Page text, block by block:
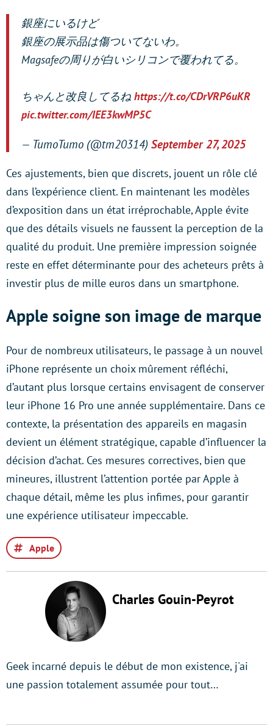
銀座にいるけど
銀座の展示品は傷ついてないわ。
Magsafeの周りが白いシリコンで覆われてる。
ちゃんと改良してるね https://t.co/CDrVRP6uKR
pic.twitter.com/IEE3kwMP5C
— TumoTumo (@tm20314) September 27, 2025
Ces ajustements, bien que discrets, jouent un rôle clé
dans l’expérience client. En maintenant les modèles
d’exposition dans un état irréprochable, Apple évite
que des détails visuels ne faussent la perception de la
qualité du produit. Une première impression soignée
reste en effet déterminante pour des acheteurs prêts à
investir plus de mille euros dans un smartphone.
Apple soigne son image de marque
Pour de nombreux utilisateurs, le passage à un nouvel
iPhone représente un choix mûrement réfléchi,
d’autant plus lorsque certains envisagent de conserver
leur iPhone 16 Pro une année supplémentaire. Dans ce
contexte, la présentation des appareils en magasin
devient un élément stratégique, capable d’influencer la
décision d’achat. Ces mesures correctives, bien que
mineures, illustrent l’attention portée par Apple à
chaque détail, même les plus infimes, pour garantir
une expérience utilisateur impeccable.
Apple
Charles Gouin-Peyrot
Geek incarné depuis le début de mon existence, j'ai
une passion totalement assumée pour tout…